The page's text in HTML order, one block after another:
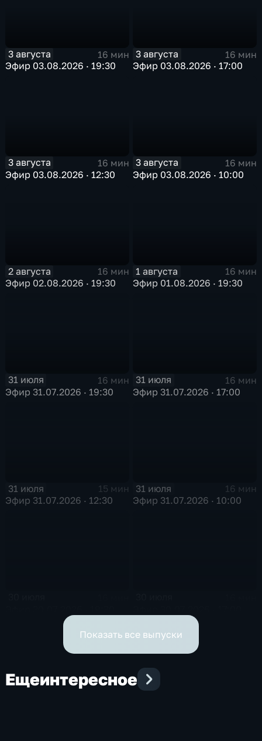
3 августа
16 мин
Эфир 03.08.2026 · 19:30
3 августа
16 мин
Эфир 03.08.2026 · 17:00
3 августа
16 мин
Эфир 03.08.2026 · 12:30
3 августа
16 мин
Эфир 03.08.2026 · 10:00
2 августа
16 мин
Эфир 02.08.2026 · 19:30
1 августа
16 мин
Эфир 01.08.2026 · 19:30
31 июля
16 мин
Эфир 31.07.2026 · 19:30
31 июля
16 мин
Эфир 31.07.2026 · 17:00
31 июля
15 мин
Эфир 31.07.2026 · 12:30
31 июля
16 мин
Эфир 31.07.2026 · 10:00
Показать все выпуски
Ещеинтересное